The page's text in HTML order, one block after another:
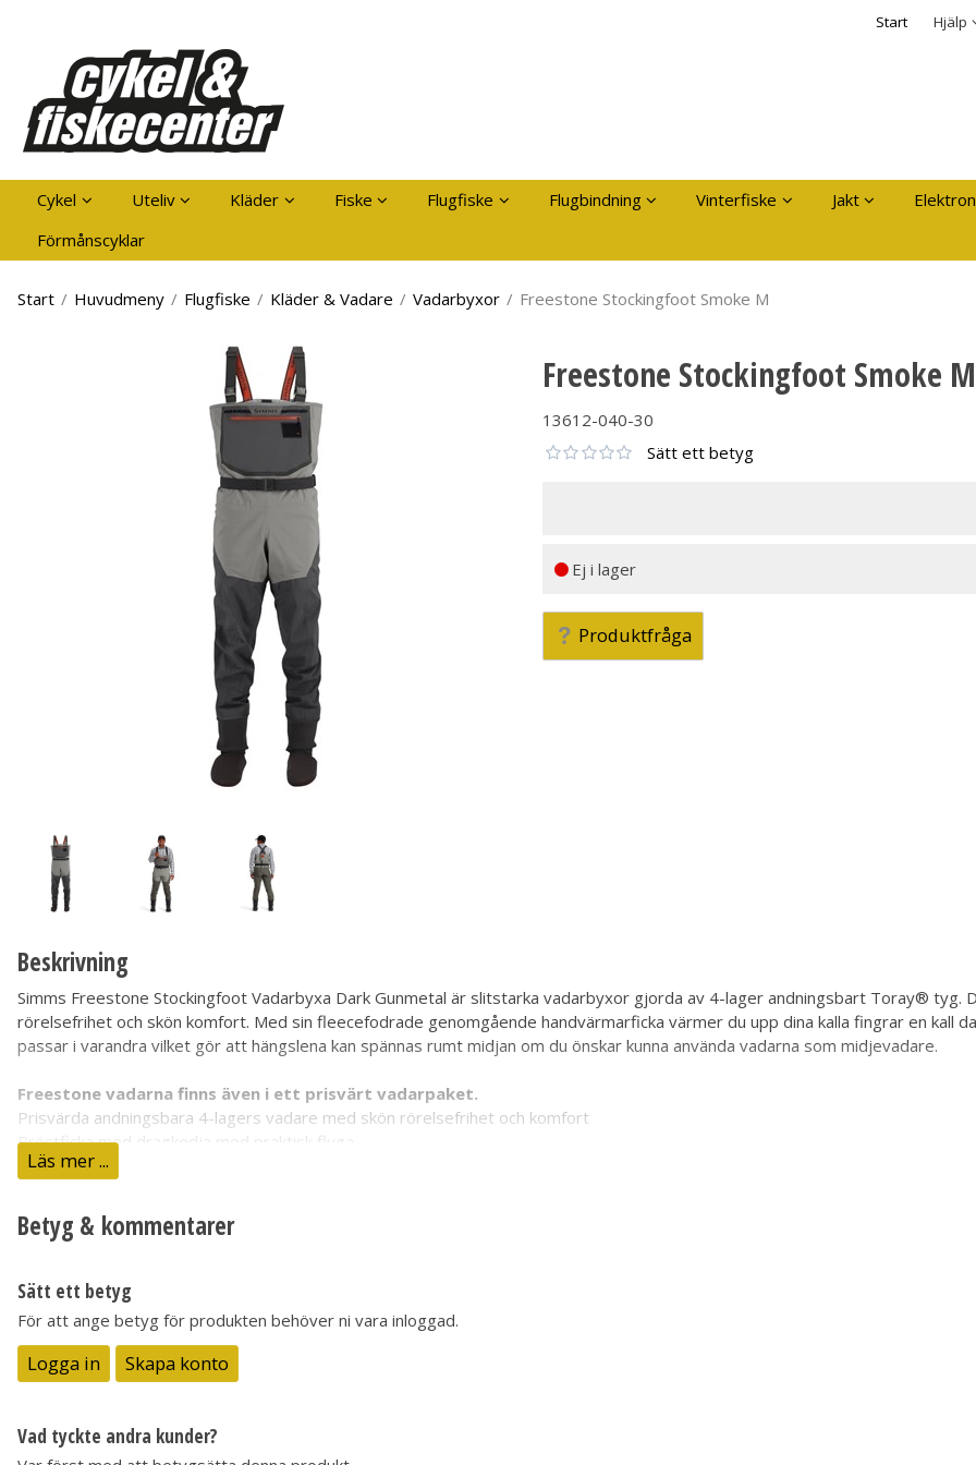
Start Hjälp
Säkerhet &
Kom ihåg mig
Cykel Uteliv Kläder Fiske Flugfiske Flugbindning Vinterfiske Jakt
Förmånscyklar
Start / Huvudmeny / Flugfiske / Kläder & Vadare / Vadarbyxor / Freestone Stockingfoot Smoke M
Freestone Stockingfoot Smoke M
13612-040-30
Sätt ett betyg
Ej i lager
Produktfråga
Beskrivning
Simms Freestone Stockingfoot Vadarbyxa Dark Gunmetal är slitstarka vadarbyxor gjorda av 4-lager andningsbart Toray® tyg.
rörelsefrihet och skön komfort. Med sin fleecefodrade genomgående handvärmarficka värmer du upp dina kalla fingrar en kall
passar i varandra vilket gör att hängslena kan spännas rumt midjan om du önskar kunna använda vadarna som midjevadare.
Freestone vadarna finns även i ett prisvärt vadarpaket.
Prisvärda andningsbara 4-lagers vadare med skön rörelsefrihet och komfort
Bröstficka med dragkedja med praktisk fluga
Bekväm handvärmficka
Tre högkvalitativa lågprofil öglor som håller vadarbältet på plats
Patenterat sömsystem vilket förhindrar att sömmarna gnider mot varandra mellan benen
Integrerade grusskydd med hake för att fästa i vadarskon
Anatomiskt skurna neoprenstövlar
Material: Toray® QuadraLam-material med 4 lager - mycket andningsbaraoch 100% vattentäta
Vikt: 38 oz./1077 g
Färg: mörk gunmetal
Läs mer ...
Betyg & kommentarer
Sätt ett betyg
För att ange betyg för produkten behöver ni vara inloggad.
Logga in Skapa konto
Vad tyckte andra kunder?